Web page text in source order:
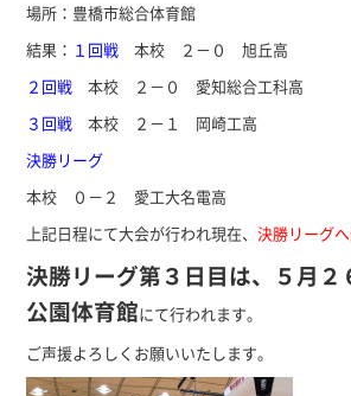
場所：豊橋市総合体育館
結果： １回戦 本校 ２－０ 旭丘高
２回戦 本校 ２－０ 愛知総合工科高
３回戦 本校 ２－１ 岡崎工高
決勝リーグ
本校 ０－２ 愛工大名電高
上記日程にて大会が行われ現在、決勝リーグ
決勝リーグ第３日目は、５月２
公園体育館にて行われます。
ご声援よろしくお願いいたします。